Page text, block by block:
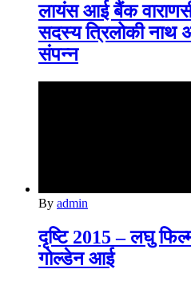
लायंस आई बैंक
सदस्य त्रिलोकी नाथ
संपन्न
By admin
दृष्टि 2015 – लघु
गोल्‍डेन आई